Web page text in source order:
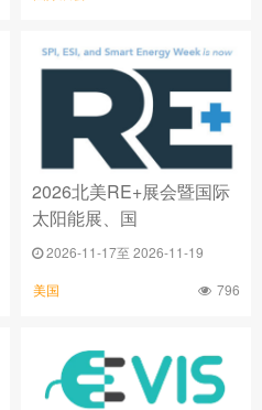
2026北美RE+展会暨国际
太阳能展、国
2026-11-17至 2026-11-19
美国 796